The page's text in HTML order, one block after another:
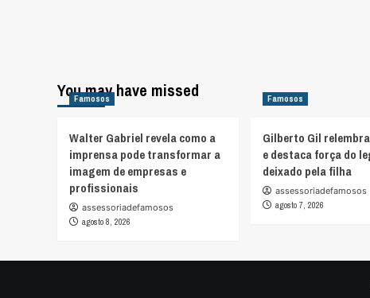
You may have missed
Famosos
Walter Gabriel revela como a
imprensa pode transformar a
imagem de empresas e
profissionais
assessoriadefamosos
agosto 8, 2026
Famosos
Gilberto Gil
e destaca força do
deixado pela filha
assessoriadefamosos
agosto 7, 2026